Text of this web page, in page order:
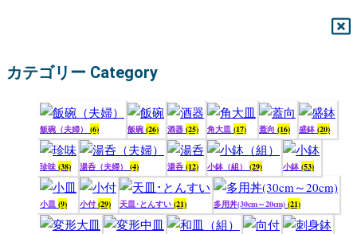
カテゴリー Category
飯碗（夫婦） (6) 飯碗 (26) 酒器 (25) 角大皿 (17) 蓋向 (16) 盛鉢 (20)
珍味 (38) 湯呑（夫婦） (4) 湯呑 (12) 小鉢（組） (29) 小鉢 (53)
小皿 (9) 小付 (29) 天皿･とんすい (21) 多用丼(30cm～20cm) (21)